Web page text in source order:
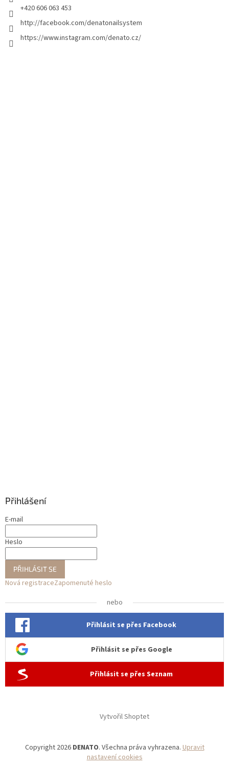
+420 606 063 453
http://facebook.com/denatonailsystem
https://www.instagram.com/denato.cz/
Přihlášení
E-mail
Heslo
PŘIHLÁSIT SE
Nová registraceZapomenuté heslo
nebo
Přihlásit se přes Facebook
Přihlásit se přes Google
Přihlásit se přes Seznam
Vytvořil Shoptet
Copyright 2026 DENATO. Všechna práva vyhrazena.Upravit
nastavení cookies